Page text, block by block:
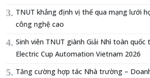
TNUT khẳng định vị thế qua mạng lưới
công nghệ cao
Sinh viên TNUT giành Giải Nhì toàn quốc
Electric Cup Automation Vietnam 2026
Tăng cường hợp tác Nhà trường –